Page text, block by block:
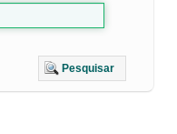
Pesquisar